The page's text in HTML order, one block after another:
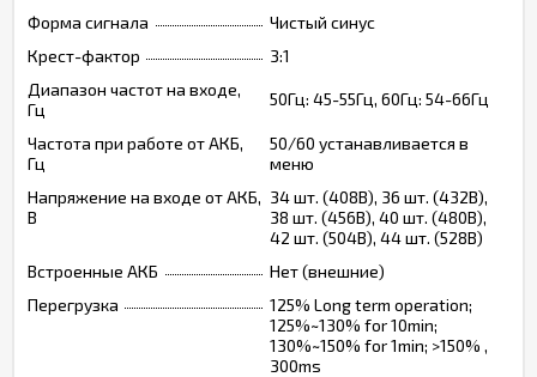
Форма сигнала
Чистый синус
Крест-фактор
3:1
Диапазон частот на входе,
Гц
50Гц: 45-55Гц, 60Гц: 54-66Гц
Частота при работе от АКБ,
Гц
50/60 устанавливается в
меню
Напряжение на входе от АКБ,
В
34 шт. (408В), 36 шт. (432В),
38 шт. (456В), 40 шт. (480В),
42 шт. (504В), 44 шт. (528В)
Встроенные АКБ
Нет (внешние)
Перегрузка
125% Long term operation;
125%~130% for 10min;
130%~150% for 1min; >150% ,
300ms